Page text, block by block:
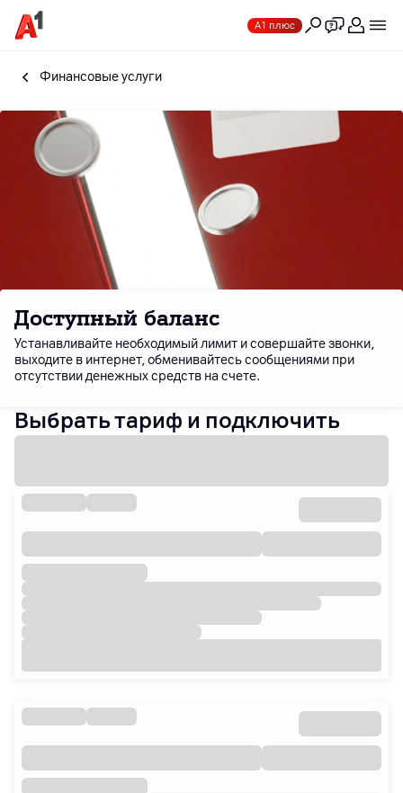
А1 плюс
Финансовые услуги
Доступный баланс
Устанавливайте необходимый лимит и совершайте звонки,
выходите в интернет, обменивайтесь сообщениями при
отсутствии денежных средств на счете.
Выбрать тариф и подключить